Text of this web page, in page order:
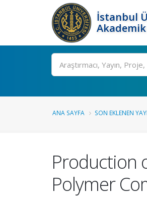
İstanbul
Ara
ANA SAYFA SON EKLENEN
Production
Polymer